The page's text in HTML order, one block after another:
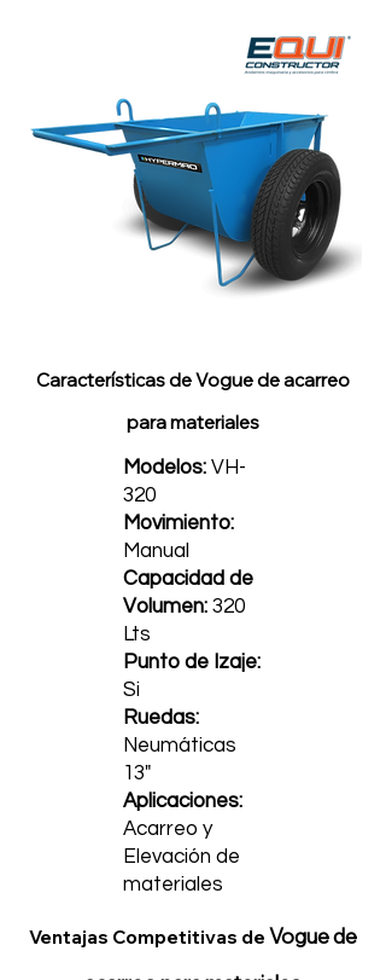
Características de Vogue de acarreo
para materiales
Modelos: VH-
320
Movimiento:
Manual
Capacidad de
Volumen: 320
Lts
Punto de Izaje:
Si
Ruedas:
Neumáticas
13"
Aplicaciones:
Acarreo y
Elevación de
materiales
Ventajas Competitivas de Vogue de